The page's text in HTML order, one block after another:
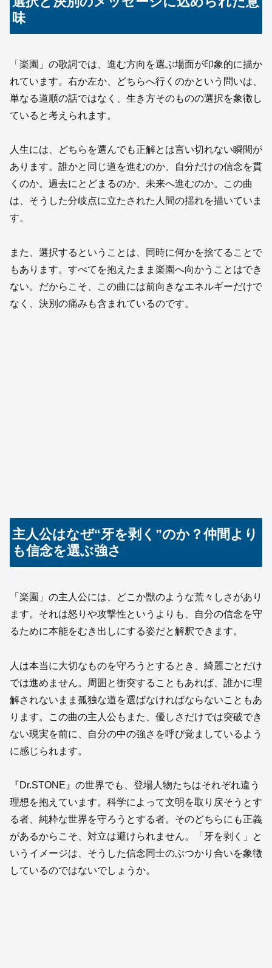
味
「楽園」の歌詞では、進む方向を選ぶ場面が印象的に描か
れています。右か左か、どちらへ行くのかという問いは、
単なる道順の話ではなく、生き方そのものの選択を象徴し
ていると考えられます。
人生には、どちらを選んでも正解とは言い切れない瞬間が
あります。誰かと同じ道を進むのか、自分だけの信念を貫
くのか。過去にとどまるのか、未来へ進むのか。この曲
は、そうした分岐点に立たされた人間の揺れを描いていま
す。
また、選択するということは、同時に何かを捨てることで
もあります。すべてを抱えたまま楽園へ向かうことはでき
ない。だからこそ、この曲には前向きなエネルギーだけで
なく、決別の痛みも含まれているのです。
主人公はなぜ“牙を剥く”のか？仲間より
も信念を選ぶ強さ
「楽園」の主人公には、どこか獣のような荒々しさがあり
ます。それは怒りや攻撃性というよりも、自分の信念を守
るために本能をむき出しにする姿だと解釈できます。
人は本当に大切なものを守ろうとするとき、綺麗ごとだけ
では進めません。周囲と衝突することもあれば、誰かに理
解されないまま孤独な道を選ばなければならないこともあ
ります。この曲の主人公もまた、優しさだけでは突破でき
ない現実を前に、自分の中の強さを呼び覚ましているよう
に感じられます。
『Dr.STONE』の世界でも、登場人物たちはそれぞれ違う
理想を抱えています。科学によって文明を取り戻そうとす
る者、純粋な世界を守ろうとする者。そのどちらにも正義
があるからこそ、対立は避けられません。「牙を剥く」と
いうイメージは、そうした信念同士のぶつかり合いを象徴
しているのではないでしょうか。